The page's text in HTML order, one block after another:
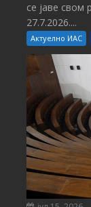
се јаве свом
27.7.2026....
Актуелно ИАС